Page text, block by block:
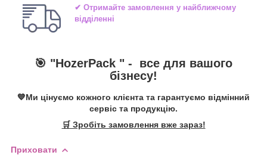
✔ Отримайте замовлення у найближчому
відділенні
🎯 "HozerPack " - все для вашого
бізнесу!
💙Ми цінуємо кожного клієнта та гарантуємо відмінний
сервіс та продукцію.
🛒 Зробіть замовлення вже зараз!
Приховати